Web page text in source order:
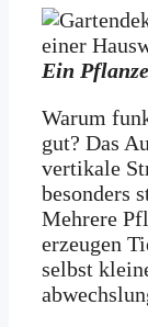
Ein
Warum
gut? Das
vertikale
besonders
Mehrere
erzeugen
selbst